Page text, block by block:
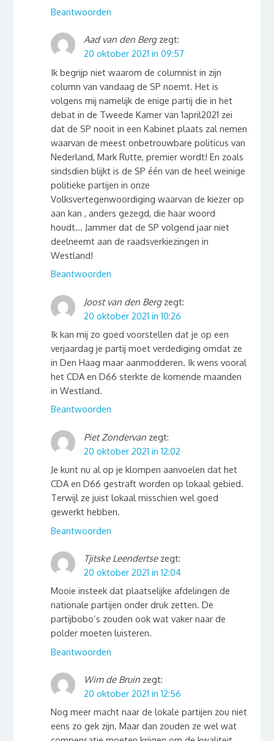
Beantwoorden
Aad van den Berg zegt:
20 oktober 2021 in 09:57
Ik begrijp niet waarom de columnist in zijn
column van vandaag de SP noemt. Het is
volgens mij namelijk de enige partij die in het
debat in de Tweede Kamer van 1april2021 zei
dat de SP nooit in een Kabinet plaats zal nemen
waarvan de meest onbetrouwbare politicus van
Nederland, Mark Rutte, premier wordt! En zoals
sindsdien blijkt is de SP één van de heel weinige
politieke partijen in onze
Volksvertegenwoordiging waarvan de kiezer op
aan kan , anders gezegd, die haar woord
houdt… Jammer dat de SP volgend jaar niet
deelneemt aan de raadsverkiezingen in
Westland!
Beantwoorden
Joost van den Berg zegt:
20 oktober 2021 in 10:26
Ik kan mij zo goed voorstellen dat je op een
verjaardag je partij moet verdediging omdat ze
in Den Haag maar aanmodderen. Ik wens vooral
het CDA en D66 sterkte de komende maanden
in Westland.
Beantwoorden
Piet Zondervan zegt:
20 oktober 2021 in 12:02
Je kunt nu al op je klompen aanvoelen dat het
CDA en D66 gestraft worden op lokaal gebied.
Terwijl ze juist lokaal misschien wel goed
gewerkt hebben.
Beantwoorden
Tjitske Leendertse zegt:
20 oktober 2021 in 12:04
Mooie insteek dat plaatselijke afdelingen de
nationale partijen onder druk zetten. De
partijbobo’s zouden ook wat vaker naar de
polder moeten luisteren.
Beantwoorden
Wim de Bruin zegt:
20 oktober 2021 in 12:56
Nog meer macht naar de lokale partijen zou niet
eens zo gek zijn. Maar dan zouden ze wel wat